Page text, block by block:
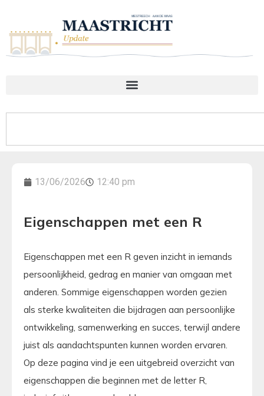
13/06/2026 12:40 pm
Eigenschappen met een R
Eigenschappen met een R geven inzicht in iemands
persoonlijkheid, gedrag en manier van omgaan met
anderen. Sommige eigenschappen worden gezien
als sterke kwaliteiten die bijdragen aan persoonlijke
ontwikkeling, samenwerking en succes, terwijl andere
juist als aandachtspunten kunnen worden ervaren.
Op deze pagina vind je een uitgebreid overzicht van
eigenschappen die beginnen met de letter R,